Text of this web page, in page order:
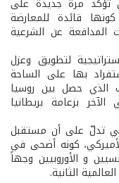
قائدة للمعارضة
المدافعة عن الشرعية
لتطويق وعزل
بها على الساحة
الذي حصل بين روسيا
بزعامة بريطانيا
تدلّ على أن مستقبل
كونه أضحى في
و الأوروبيين وجهاً
الثانية.